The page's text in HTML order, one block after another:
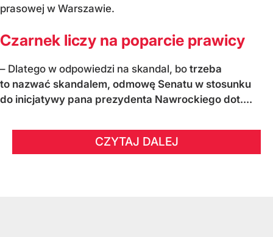
prasowej w Warszawie.
Czarnek liczy na poparcie prawicy
– Dlatego w odpowiedzi na skandal, bo trzeba
to nazwać skandalem, odmowę Senatu w stosunku
do inicjatywy pana prezydenta Nawrockiego dot....
CZYTAJ DALEJ